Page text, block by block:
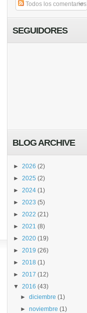
Todos los comentarios
SEGUIDORES
BLOG ARCHIVE
► 2026 (2)
► 2025 (2)
► 2024 (1)
► 2023 (5)
► 2022 (21)
► 2021 (8)
► 2020 (19)
► 2019 (26)
► 2018 (1)
► 2017 (12)
▼ 2016 (43)
►diciembre (1)
►noviembre (1)